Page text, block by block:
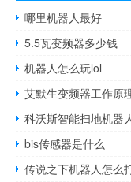
哪里机器人最好
5.5瓦变频器多少钱
机器人怎么玩lol
艾默生变频器工作原
科沃斯智能扫地机器
bis传感器是什么
传说之下机器人怎么